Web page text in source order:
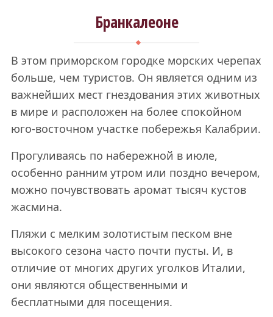
Бранкалеоне
В этом приморском городке морских черепах
больше, чем туристов. Он является одним из
важнейших мест гнездования этих животных
в мире и расположен на более спокойном
юго-восточном участке побережья Калабрии.
Прогуливаясь по набережной в июле,
особенно ранним утром или поздно вечером,
можно почувствовать аромат тысяч кустов
жасмина.
Пляжи с мелким золотистым песком вне
высокого сезона часто почти пусты. И, в
отличие от многих других уголков Италии,
они являются общественными и
бесплатными для посещения.